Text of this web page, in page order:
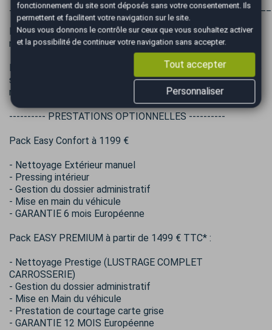
Frais de mise à la route 849 € : Frais de préparation, Mise à
niveau de tous les Fluides.
Les données présentées dans cette annonce peuvent être
sujettes à des erreurs. Pour toute information, contactez-
nous par téléphone ou par mail.
---------- PRESTATIONS OPTIONNELLES ----------
Pack Easy Confort à 1199 €
- Nettoyage Extérieur manuel
- Pressing intérieur
- Gestion du dossier administratif
- Mise en main du véhicule
- GARANTIE 6 mois Européenne
Pack EASY PREMIUM à partir de 1499 € TTC* :
- Nettoyage Prestige (LUSTRAGE COMPLET
CARROSSERIE)
- Gestion du dossier administratif
- Mise en Main du véhicule
- Prestation de courtage carte grise
- GARANTIE 12 MOIS Européenne
fonctionnement du site sont déposés sans votre consentement. Ils
permettent et facilitent votre navigation sur le site.
Nous vous donnons le contrôle sur ceux que vous souhaitez activer
et la possibilité de continuer votre navigation sans accepter.
Tout accepter
Personnaliser